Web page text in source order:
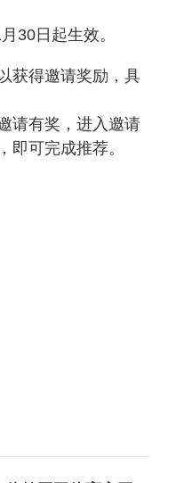
30日起生效。
获得邀请奖励，具
请有奖，进入邀请
即可完成推荐。